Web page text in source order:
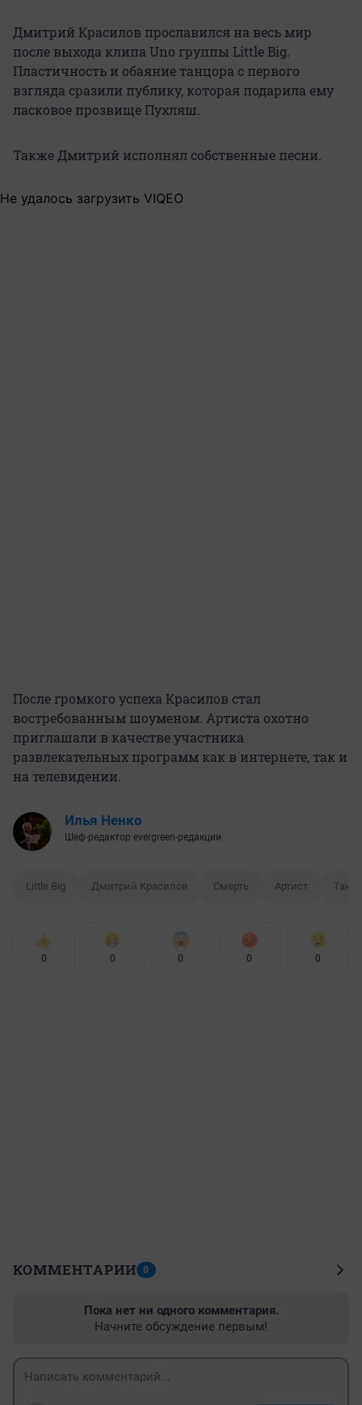
Дмитрий Красилов прославился на весь мир
после выхода клипа Uno группы Little Big.
Пластичность и обаяние танцора с первого
взгляда сразили публику, которая подарила ему
ласковое прозвище Пухляш.
Также Дмитрий исполнял собственные песни.
Не удалось загрузить VIQEO
После громкого успеха Красилов стал
востребованным шоуменом. Артиста охотно
приглашали в качестве участника
развлекательных программ как в интернете, так и
на телевидении.
Илья Ненко
Шеф-редактор evergreen-редакции
Little Big Дмитрий Красилов Смерть Артист
0 0 0 0 0
КОММЕНТАРИИ 0
Пока нет ни одного комментария.
Начните обсуждение первым!